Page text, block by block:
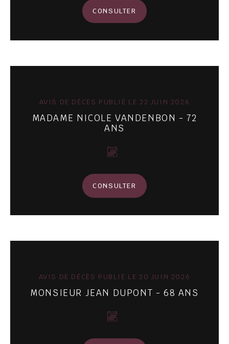
CONSULTER
AVIS DE DÉCÈS PUBLIÉ LE 22 JUIN 2026
MADAME NICOLE VANDENBON - 72
ANS
CONSULTER
AVIS DE DÉCÈS PUBLIÉ LE 20 JUIN 2026
MONSIEUR JEAN DUPONT - 68 ANS